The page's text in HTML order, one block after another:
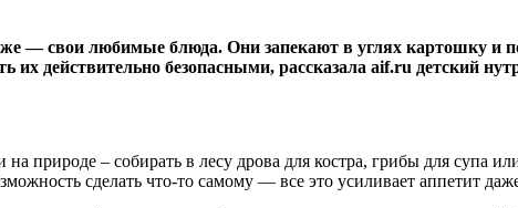
свои любимые блюда. Они запекают в углях картошку и
действительно безопасными, рассказала aif.ru детский
– собирать в лесу дрова для костра, грибы для супа
сделать что-то самому — все это усиливает аппетит